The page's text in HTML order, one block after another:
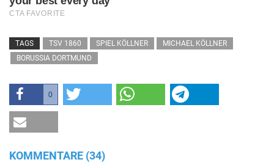
TAGS TSV 1860 SPIEL KÖLLNER
MICHAEL KÖLLNER
BORUSSIA DORTMUND
0
KOMMENTARE (34)